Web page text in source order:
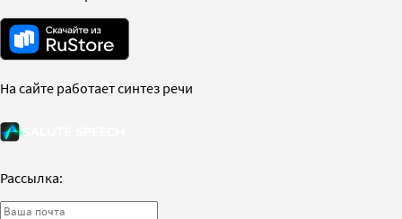
На сайте работает синтез речи
Рассылка: